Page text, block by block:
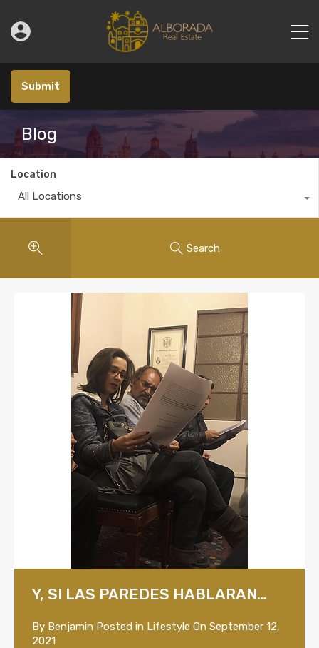
Submit
Blog
Location
All Locations
Search
Y, SI LAS PAREDES HABLARAN…
By Benjamin Posted in Lifestyle On September 12,
2021